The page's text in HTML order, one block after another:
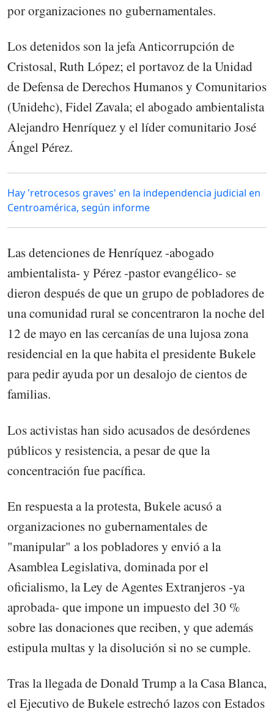
por organizaciones no gubernamentales.
Los detenidos son la jefa Anticorrupción de
Cristosal, Ruth López; el portavoz de la Unidad
de Defensa de Derechos Humanos y Comunitarios
(Unidehc), Fidel Zavala; el abogado ambientalista
Alejandro Henríquez y el líder comunitario José
Ángel Pérez.
Hay 'retrocesos graves' en la independencia judicial en
Centroamérica, según informe
Las detenciones de Henríquez -abogado
ambientalista- y Pérez -pastor evangélico- se
dieron después de que un grupo de pobladores de
una comunidad rural se concentraron la noche del
12 de mayo en las cercanías de una lujosa zona
residencial en la que habita el presidente Bukele
para pedir ayuda por un desalojo de cientos de
familias.
Los activistas han sido acusados de desórdenes
públicos y resistencia, a pesar de que la
concentración fue pacífica.
En respuesta a la protesta, Bukele acusó a
organizaciones no gubernamentales de
"manipular" a los pobladores y envió a la
Asamblea Legislativa, dominada por el
oficialismo, la Ley de Agentes Extranjeros -ya
aprobada- que impone un impuesto del 30 %
sobre las donaciones que reciben, y que además
estipula multas y la disolución si no se cumple.
Tras la llegada de Donald Trump a la Casa Blanca,
el Ejecutivo de Bukele estrechó lazos con Estados